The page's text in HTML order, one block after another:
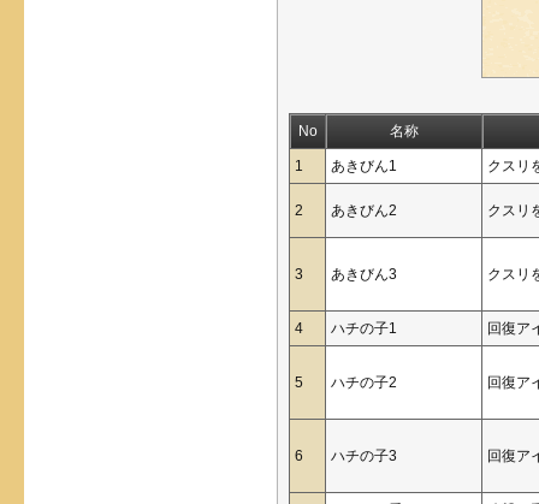
No 名称
1 あきびん1 クスリ
2 あきびん2 クスリ
3 あきびん3 クスリ
4 ハチの子1 回復ア
5 ハチの子2 回復ア
6 ハチの子3 回復ア